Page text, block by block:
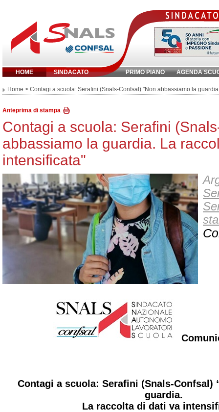
HOME SINDACATO PRIMO PIANO AGENDA
Inserisci parola chiave:
Home > Contagi a scuola: Serafini (Snals-Confsal) "Non abbassiamo la
Anteprima di stampa
Contagi a scuola: Serafini
abbassiamo la guardia. La
intensificata"
Contagi a scuola: Serafini (Snals-Confsal)
guardia.
La raccolta di dati va